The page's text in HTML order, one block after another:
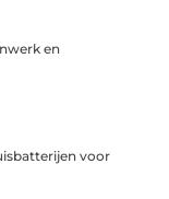
en
voor